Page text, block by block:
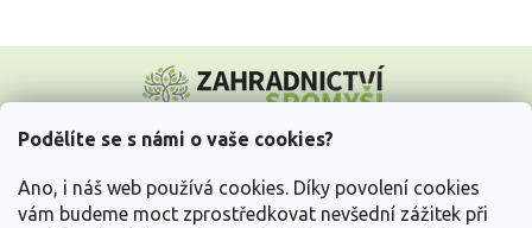
Podělíte se s námi o vaše cookies?
Ano, i náš web používá cookies. Díky povolení cookies
vám budeme moct zprostředkovat nevšední zážitek při
p
Vše o nákupu